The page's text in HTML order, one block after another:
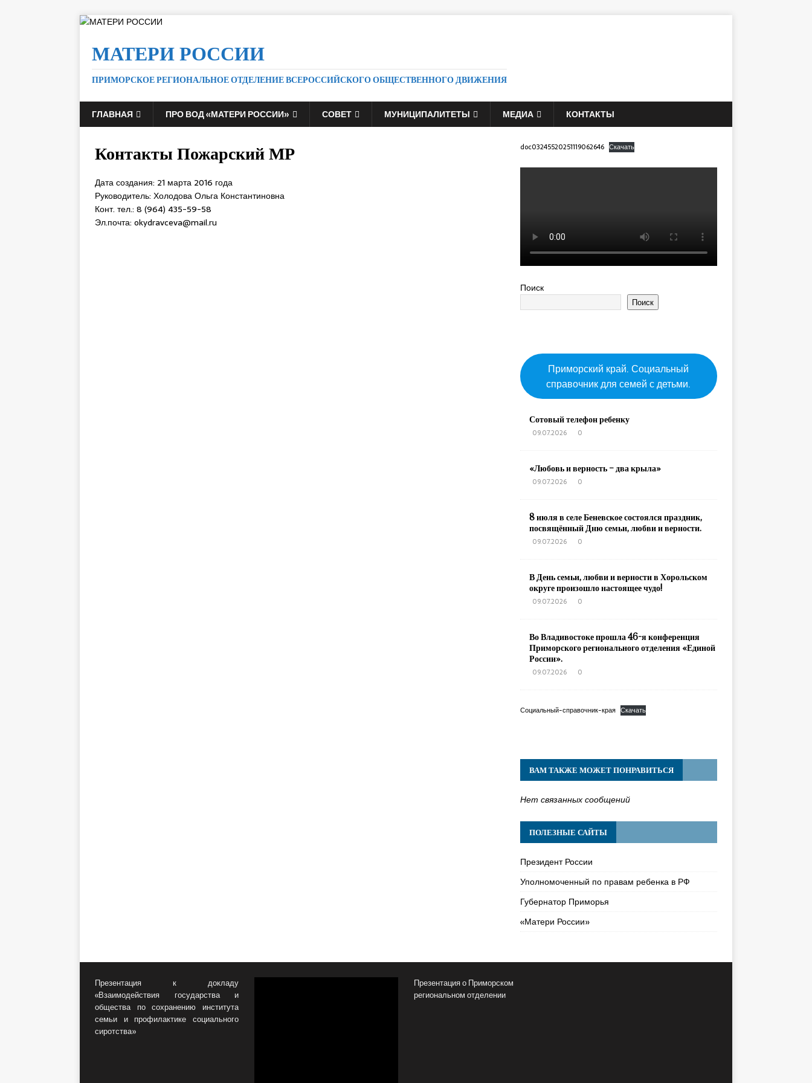
МАТЕРИ РОССИИ
ПРИМОРСКОЕ РЕГИОНАЛЬНОЕ ОТДЕЛЕНИЕ ВСЕРОССИЙСКОГО ОБЩЕСТВЕННОГО ДВИЖЕНИЯ
ГЛАВНАЯ ПРО ВОД «МАТЕРИ РОССИИ» СОВЕТ МУНИЦИПАЛИТЕТЫ МЕДИА КОНТАКТЫ
Контакты Пожарский МР
Дата создания: 21 марта 2016 года
Руководитель: Холодова Ольга Константиновна
Конт. тел.: 8 (964) 435-59-58
Эл.почта: okydravceva@mail.ru
doc03245520251119062646 Скачать
Поиск
Поиск
Приморский край. Социальный
справочник для семей с детьми.
Сотовый телефон ребенку
09.07.2026 0
«Любовь и верность – два крыла»
09.07.2026 0
8 июля в селе Беневское состоялся праздник,
посвящённый Дню семьи, любви и верности.
09.07.2026 0
В День семьи, любви и верности в Хорольском
округе произошло настоящее чудо!
09.07.2026 0
Во Владивостоке прошла 46-я конференция
Приморского регионального отделения «Единой
России».
09.07.2026 0
Социальный-справочник-края Скачать
ВАМ ТАКЖЕ МОЖЕТ ПОНРАВИТЬСЯ
Нет связанных сообщений
ПОЛЕЗНЫЕ САЙТЫ
Президент России
Уполномоченный по правам ребенка в РФ
Губернатор Приморья
«Матери России»
Презентация к докладу
«Взаимодействия государства и
общества по сохранению института
семьи и профилактике социального
сиротства»
Презентация о Приморском
региональном отделении